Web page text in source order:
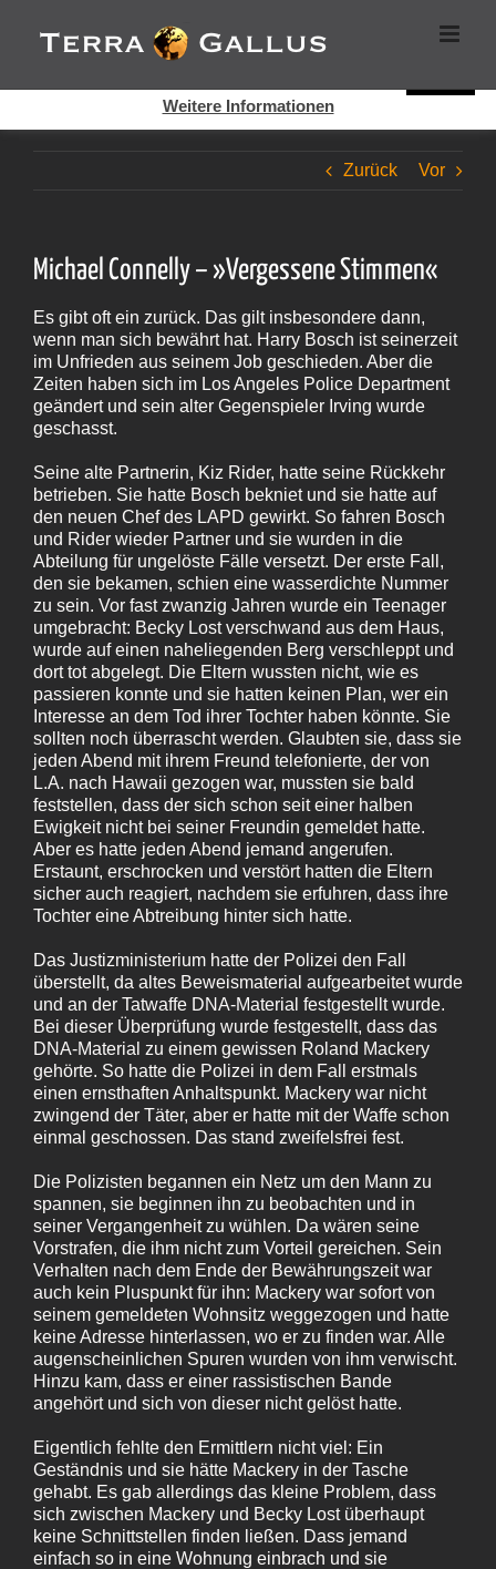
Inhalt
springen
Zurück Vor
Michael Connelly – »Vergessene Stimmen«
Es gibt oft ein zurück. Das gilt insbesondere dann,
wenn man sich bewährt hat. Harry Bosch ist seinerzeit
im Unfrieden aus seinem Job geschieden. Aber die
Zeiten haben sich im Los Angeles Police Department
geändert und sein alter Gegenspieler Irving wurde
geschasst.
Seine alte Partnerin, Kiz Rider, hatte seine Rückkehr
betrieben. Sie hatte Bosch bekniet und sie hatte auf
den neuen Chef des LAPD gewirkt. So fahren Bosch
und Rider wieder Partner und sie wurden in die
Abteilung für ungelöste Fälle versetzt. Der erste Fall,
den sie bekamen, schien eine wasserdichte Nummer
zu sein. Vor fast zwanzig Jahren wurde ein Teenager
umgebracht: Becky Lost verschwand aus dem Haus,
wurde auf einen naheliegenden Berg verschleppt und
dort tot abgelegt. Die Eltern wussten nicht, wie es
passieren konnte und sie hatten keinen Plan, wer ein
Interesse an dem Tod ihrer Tochter haben könnte. Sie
sollten noch überrascht werden. Glaubten sie, dass sie
jeden Abend mit ihrem Freund telefonierte, der von
L.A. nach Hawaii gezogen war, mussten sie bald
feststellen, dass der sich schon seit einer halben
Ewigkeit nicht bei seiner Freundin gemeldet hatte.
Aber es hatte jeden Abend jemand angerufen.
Erstaunt, erschrocken und verstört hatten die Eltern
sicher auch reagiert, nachdem sie erfuhren, dass ihre
Tochter eine Abtreibung hinter sich hatte.
Das Justizministerium hatte der Polizei den Fall
überstellt, da altes Beweismaterial aufgearbeitet wurde
und an der Tatwaffe DNA-Material festgestellt wurde.
Bei dieser Überprüfung wurde festgestellt, dass das
DNA-Material zu einem gewissen Roland Mackery
gehörte. So hatte die Polizei in dem Fall erstmals
einen ernsthaften Anhaltspunkt. Mackery war nicht
zwingend der Täter, aber er hatte mit der Waffe schon
einmal geschossen. Das stand zweifelsfrei fest.
Die Polizisten begannen ein Netz um den Mann zu
spannen, sie beginnen ihn zu beobachten und in
seiner Vergangenheit zu wühlen. Da wären seine
Vorstrafen, die ihm nicht zum Vorteil gereichen. Sein
Verhalten nach dem Ende der Bewährungszeit war
auch kein Pluspunkt für ihn: Mackery war sofort von
seinem gemeldeten Wohnsitz weggezogen und hatte
keine Adresse hinterlassen, wo er zu finden war. Alle
augenscheinlichen Spuren wurden von ihm verwischt.
Hinzu kam, dass er einer rassistischen Bande
angehört und sich von dieser nicht gelöst hatte.
Eigentlich fehlte den Ermittlern nicht viel: Ein
Geständnis und sie hätte Mackery in der Tasche
gehabt. Es gab allerdings das kleine Problem, dass
sich zwischen Mackery und Becky Lost überhaupt
keine Schnittstellen finden ließen. Dass jemand
einfach so in eine Wohnung einbrach und sie
Cookies helfen auf auf dieser Seite bei der Bereitstellung der
Dienste. Durch die Nutzung dieser Webseite erklären Sie sich
Weitere Informationen